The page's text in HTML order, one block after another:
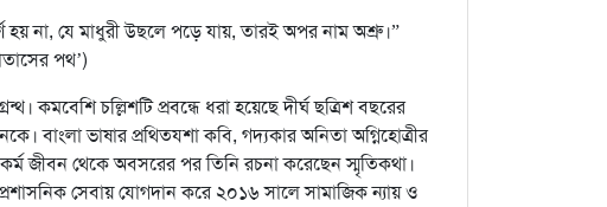
হয় না, যে মাধুরী উছলে পড়ে যায়, তারই অপর নাম অশ্রু।”
পথ’)
কমবেশি চল্লিশটি প্রবন্ধে ধরা হয়েছে দীর্ঘ ছত্রিশ বছরের
বাংলা ভাষার প্রথিতযশা কবি, গদ্যকার অনিতা অগ্নিহোত্রীর
জীবন থেকে অবসরের পর তিনি রচনা করেছেন স্মৃতিকথা।
সেবায় যোগদান করে ২০১৬ সালে সামাজিক ন্যায় ও